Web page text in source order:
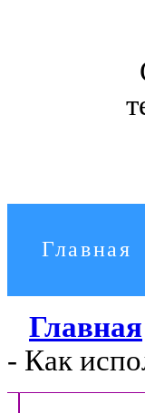
Главная
Главная
- Как